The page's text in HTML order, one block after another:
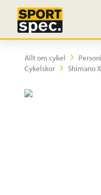
Allt om cykel
Cykelskor
Shimano